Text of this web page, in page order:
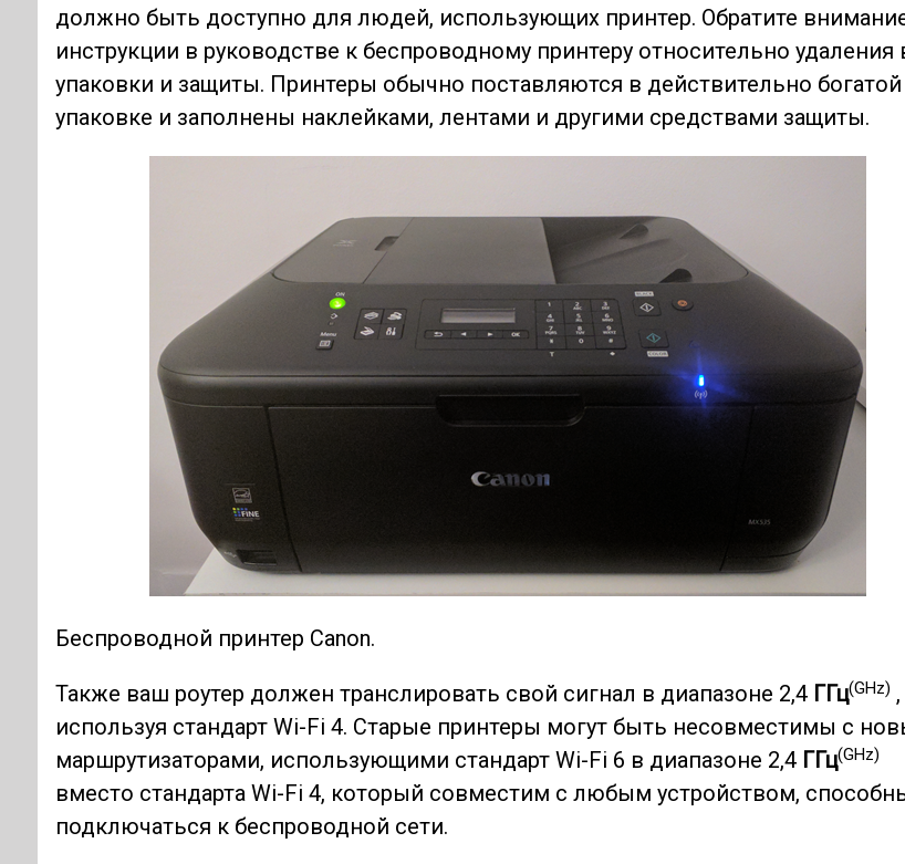
должно быть доступно для людей, использующих принтер. Обратите
инструкции в руководстве к беспроводному принтеру относительно удаления
упаковки и защиты. Принтеры обычно поставляются в действительно богатой
упаковке и заполнены наклейками, лентами и другими средствами защиты.
Беспроводной принтер Canon.
Также ваш роутер должен транслировать свой сигнал в диапазоне 2,4 ГГц(GHz) ,
используя стандарт Wi-Fi 4. Старые принтеры могут быть несовместимы с
маршрутизаторами, использующими стандарт Wi-Fi 6 в диапазоне 2,4ГГц(GHz)
вместо стандарта Wi-Fi 4, который совместим с любым устройством,
подключаться к беспроводной сети.